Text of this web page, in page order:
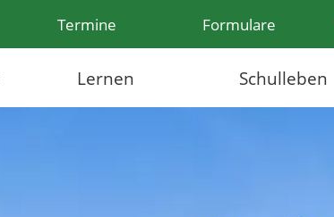
Termine Formulare
Lernen Schulleben